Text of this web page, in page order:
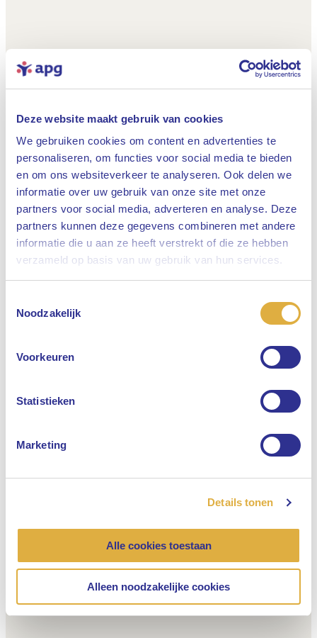
Deze website maakt gebruik van cookies
We gebruiken cookies om content en advertenties te
personaliseren, om functies voor social media te bieden
en om ons websiteverkeer te analyseren. Ook delen we
informatie over uw gebruik van onze site met onze
partners voor social media, adverteren en analyse. Deze
partners kunnen deze gegevens combineren met andere
informatie die u aan ze heeft verstrekt of die ze hebben
verzameld op basis van uw gebruik van hun services.
Noodzakelijk
Voorkeuren
Statistieken
Marketing
Details tonen
Alle cookies toestaan
Alleen noodzakelijke cookies
Sluiten